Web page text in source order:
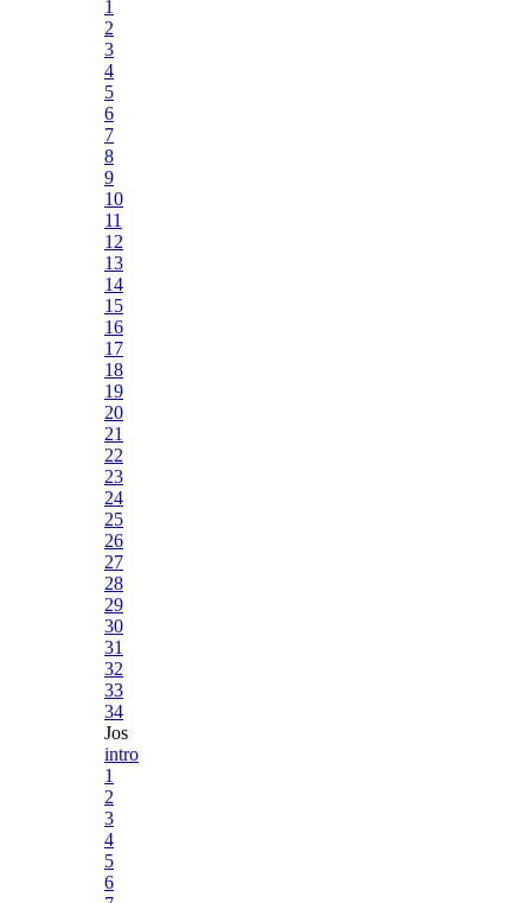
1
2
3
4
5
6
7
8
9
10
11
12
13
14
15
16
17
18
19
20
21
22
23
24
25
26
27
28
29
30
31
32
33
34
Jos
intro
1
2
3
4
5
6